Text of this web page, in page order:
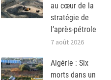
au cœur de la
stratégie de
l’après-pétrole
7 août 2026
Algérie : Six
morts dans un